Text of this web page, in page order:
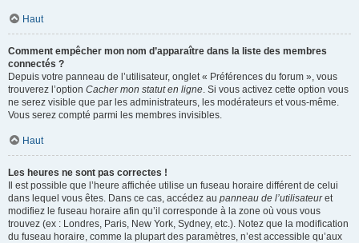
Haut
Comment empêcher mon nom d’apparaître dans la liste des membres
connectés ?
Depuis votre panneau de l’utilisateur, onglet « Préférences du forum », vous
trouverez l’option Cacher mon statut en ligne. Si vous activez cette option vous
ne serez visible que par les administrateurs, les modérateurs et vous-même.
Vous serez compté parmi les membres invisibles.
Haut
Les heures ne sont pas correctes !
Il est possible que l’heure affichée utilise un fuseau horaire différent de celui
dans lequel vous êtes. Dans ce cas, accédez au panneau de l’utilisateuret
modifiez le fuseau horaire afin qu’il corresponde à la zone où vous vous
trouvez (ex : Londres, Paris, New York, Sydney, etc.). Notez que la modification
du fuseau horaire, comme la plupart des paramètres, n’est accessible qu’aux